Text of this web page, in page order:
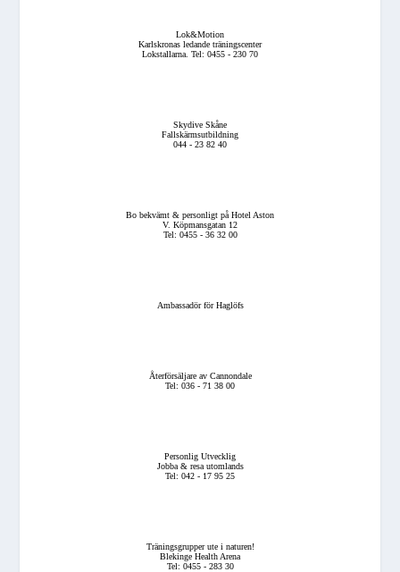
Lok&Motion
Karlskronas ledande träningscenter
Lokstallarna. Tel: 0455 - 230 70
Skydive Skåne
Fallskärmsutbildning
044 - 23 82 40
Bo bekvämt & personligt på Hotel Aston
V. Köpmansgatan 12
Tel: 0455 - 36 32 00
Ambassadör för Haglöfs
Återförsäljare av Cannondale
Tel: 036 - 71 38 00
Personlig Utvecklig
Jobba & resa utomlands
Tel: 042 - 17 95 25
Träningsgrupper ute i naturen!
Blekinge Health Arena
Tel: 0455 - 283 30